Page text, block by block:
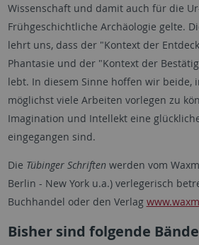
Wissenschaft und damit auch für die
Frühgeschichtliche Archäologie gelte.
lehrt uns, dass der "Kontext der
Phantasie und der "Kontext der
lebt. In diesem Sinne hoffen wir beide,
möglichst viele Arbeiten vorlegen zu
Imagination und Intellekt eine
eingegangen sind.
Die Tübinger Schriften werden vom
Berlin - New York u.a.) verlegerisch
Buchhandel oder den Verlag
Bisher sind folgende